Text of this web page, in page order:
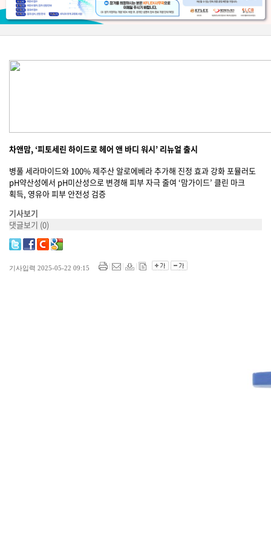
차앤맘, ‘피토세린 하이드로 헤어 앤 바디 워시’ 리뉴얼 출시
병풀 세라마이드와 100% 제주산 알로에베라 추가해 진정 효과 강화 포뮬러도
pH약산성에서 pH미산성으로 변경해 피부 자극 줄여 ‘맘가이드’ 클린 마크
획득, 영유아 피부 안전성 검증
기사보기
댓글보기 (0)
기사입력 2025-05-22 09:15